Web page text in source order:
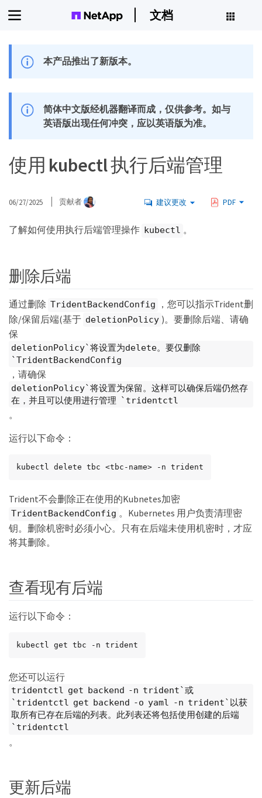
文档
本产品推出了新版本。
简体中文版经机器翻译而成，仅供参考。如与
英语版出现任何冲突，应以英语版为准。
使用 kubectl 执行后端管理
06/27/2025 贡献者 建议更改 PDF
了解如何使用执行后端管理操作 kubectl 。
删除后端
通过删除 TridentBackendConfig
，您可以指示Trident删
除/保留后端(基于 deletionPolicy )。要删除后端、请确
保
deletionPolicy`将设置为delete。要仅删除
`TridentBackendConfig
，请确保
deletionPolicy`将设置为保留。这样可以确保后端仍然存
在，并且可以使用进行管理 `tridentctl
。
运行以下命令：
kubectl delete tbc <tbc-name> -n trident
Trident不会删除正在使用的Kubnetes加密
TridentBackendConfig 。Kubernetes 用户负责清理密
钥。删除机密时必须小心。只有在后端未使用机密时，才应
将其删除。
查看现有后端
运行以下命令：
kubectl get tbc -n trident
您还可以运行
tridentctl get backend -n trident`或
`tridentctl get backend -o yaml -n trident`以获
取所有已存在后端的列表。此列表还将包括使用创建的后端
`tridentctl
。
更新后端